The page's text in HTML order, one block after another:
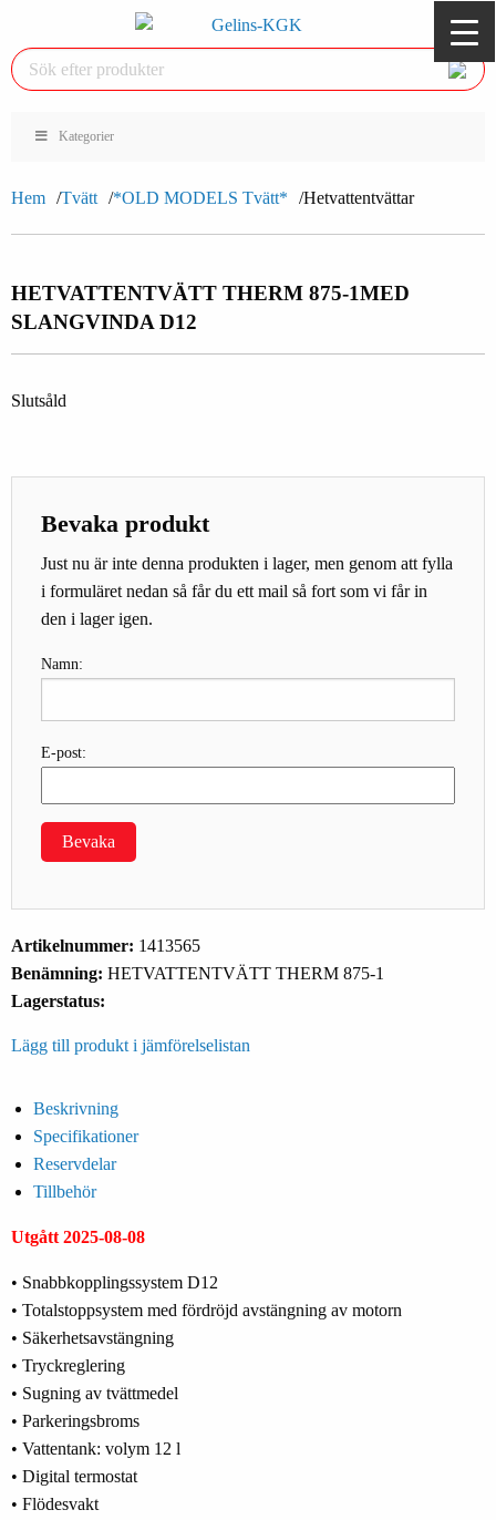
Kategorier
Hem Tvätt *OLD MODELS Tvätt* Hetvattentvättar
HETVATTENTVÄTT THERM 875-1MED
SLANGVINDA D12
Slutsåld
Bevaka produkt
Just nu är inte denna produkten i lager, men genom att fylla
i formuläret nedan så får du ett mail så fort som vi får in
den i lager igen.
Namn:
E-post:
Bevaka
Artikelnummer: 1413565
Benämning: HETVATTENTVÄTT THERM 875-1
Lagerstatus:
Lägg till produkt i jämförelselistan
Beskrivning
Specifikationer
Reservdelar
Tillbehör
Utgått 2025-08-08
• Snabbkopplingssystem D12
• Totalstoppsystem med fördröjd avstängning av motorn
• Säkerhetsavstängning
• Tryckreglering
• Sugning av tvättmedel
• Parkeringsbroms
• Vattentank: volym 12 l
• Digital termostat
• Flödesvakt